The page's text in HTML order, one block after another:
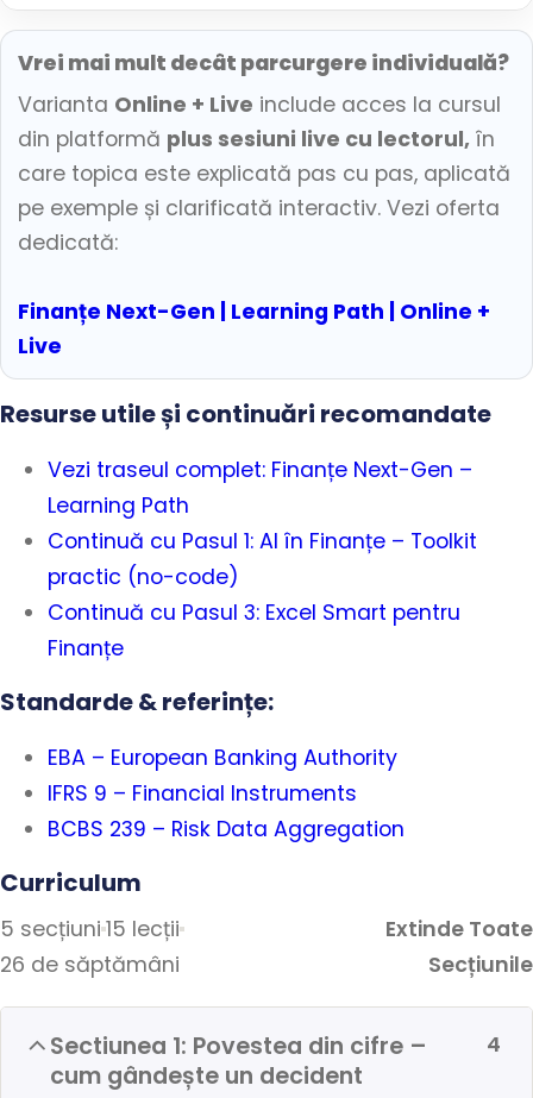
Vrei mai mult decât parcurgere individuală?
Varianta Online + Live include acces la cursul
din platformă plus sesiuni live cu lectorul, în
care topica este explicată pas cu pas, aplicată
pe exemple și clarificată interactiv. Vezi oferta
dedicată:
Finanțe Next-Gen | Learning Path | Online +
Live
Resurse utile și continuări recomandate
Vezi traseul complet: Finanțe Next-Gen –
Learning Path
Continuă cu Pasul 1: AI în Finanțe – Toolkit
practic (no-code)
Continuă cu Pasul 3: Excel Smart pentru
Finanțe
Standarde & referințe:
EBA – European Banking Authority
IFRS 9 – Financial Instruments
BCBS 239 – Risk Data Aggregation
Curriculum
5 secțiuni 15 lecții
26 de săptămâni
Extinde Toate
Secțiunile
Sectiunea 1: Povestea din cifre –
cum gândește un decident
4